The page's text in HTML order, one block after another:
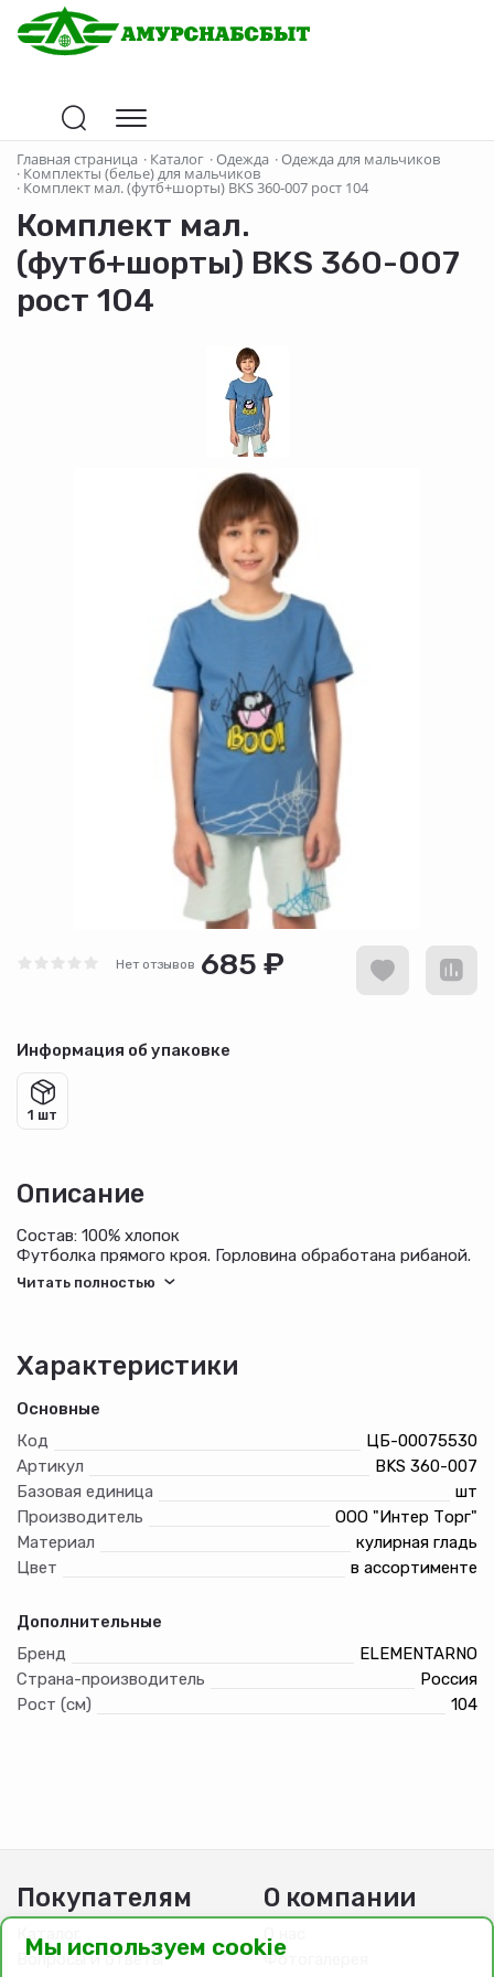
Главная страница · Каталог ·Одежда ·Одежда для мальчиков
· Комплекты (белье) для мальчиков
· Комплект мал. (футб+шорты) BKS 360-007 рост 104
Комплект мал.
(футб+шорты) BKS 360-007
рост 104
Нет отзывов 685 ₽
Информация об упаковке
1 шт
Описание
Состав: 100% хлопок
Футболка прямого кроя. Горловина обработана рибаной.
Перед декорирован принтом. Шорты на резинке,
Характеристики
Основные
Код
ЦБ-00075530
Артикул
BKS 360-007
Базовая единица
шт
Производитель
ООО "Интер Торг"
Материал
кулирная гладь
Цвет
в ассортименте
Дополнительные
Бренд
ELEMENTARNO
Страна-производитель
Россия
Рост (см)
104
Покупателям
Каталог
Вопросы и ответы
О компании
О нас
Фотогалерея
Мы используем cookie